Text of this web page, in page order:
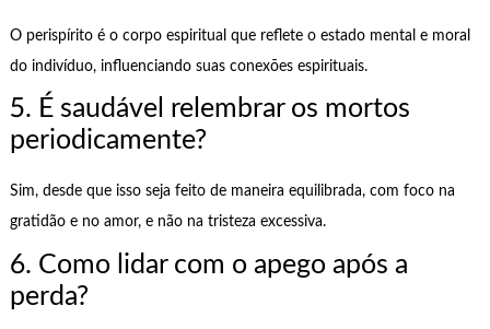
O perispírito é o corpo espiritual que reflete o estado mental e moral
do indivíduo, influenciando suas conexões espirituais.
5. É saudável relembrar os mortos
periodicamente?
Sim, desde que isso seja feito de maneira equilibrada, com foco na
gratidão e no amor, e não na tristeza excessiva.
6. Como lidar com o apego após a
perda?